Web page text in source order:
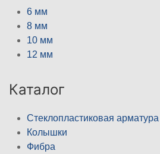
6 мм
8 мм
10 мм
12 мм
Каталог
Стеклопластиковая арматура
Колышки
Фибра